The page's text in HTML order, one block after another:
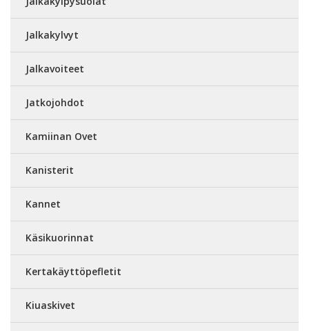
Jalkakylvyt
Jalkavoiteet
Jatkojohdot
Kamiinan Ovet
Kanisterit
Kannet
Käsikuorinnat
Kertakäyttöpefletit
Kiuaskivet